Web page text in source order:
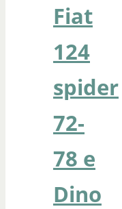
Fiat
124
spider
72-
78 e
Dino